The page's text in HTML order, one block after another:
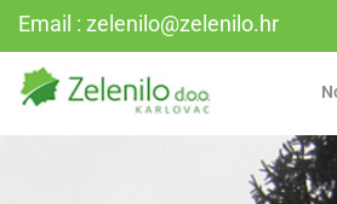
Email : zelenilo@zelenilo.hr